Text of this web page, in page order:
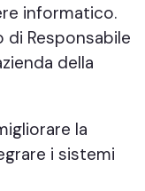
informatico.
di Responsabile
della
la
i sistemi